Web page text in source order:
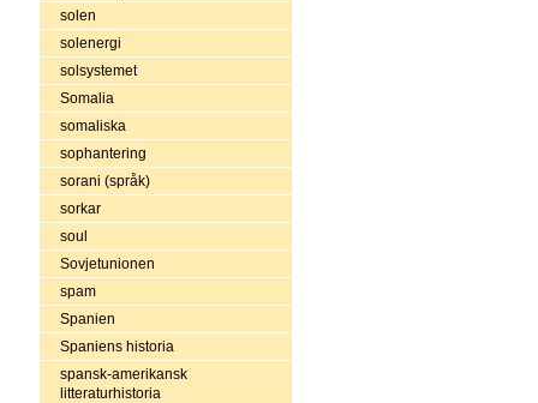
solen
solenergi
solsystemet
Somalia
somaliska
sophantering
sorani (språk)
sorkar
soul
Sovjetunionen
spam
Spanien
Spaniens historia
spansk-amerikansk
litteraturhistoria